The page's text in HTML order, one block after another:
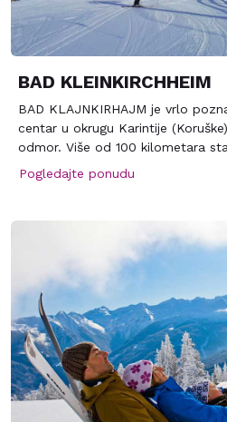
BAD KLEINKIRCHHEIM
BAD KLAJNKIRHAJM je vrlo
centar u okrugu Karintije
odmor. Više od 100 kilometara
padinama planine Klajnkirhajm i
Sve su povezane sistemom
Posle skijanja može se svratiti na
bazena sa termalnom vodom, u
Večeri su predvidjene za noćne
restorane kojih ima u izobilju.
udaljen 54 kilometara.
Pogledajte ponudu